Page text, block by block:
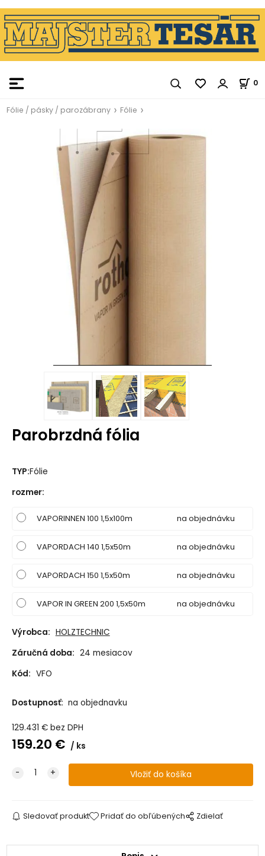
0
Fólie / pásky / parozábrany Fólie
Parobrzdná fólia
TYP:Fólie
rozmer:
VAPORINNEN 100 1,5x100m na objednávku
VAPORDACH 140 1,5x50m na objednávku
VAPORDACH 150 1,5x50m na objednávku
VAPOR IN GREEN 200 1,5x50m na objednávku
Výrobca: HOLZTECHNIC
Záručná doba: 24 mesiacov
Kód: VFO
Dostupnosť: na objednavku
129.431 € bez DPH
159.20 € ks
Sledovať produkt Pridať do obľúbených Zdielať